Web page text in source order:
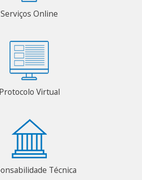
Serviços Online
Protocolo Virtual
Técnica